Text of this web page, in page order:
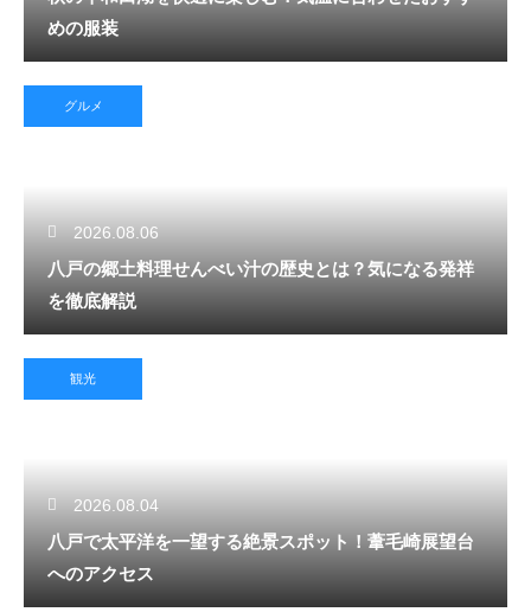
めの服装
グルメ
2026.08.06
八戸の郷土料理せんべい汁の歴史とは？気になる発祥
を徹底解説
観光
2026.08.04
八戸で太平洋を一望する絶景スポット！葦毛崎展望台
へのアクセス